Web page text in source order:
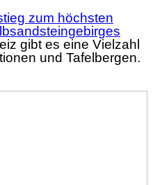
zum höchsten
gibt es eine Vielzahl
und Tafelbergen.